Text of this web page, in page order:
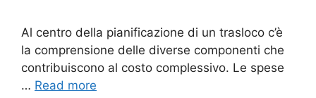
Al centro della pianificazione di un trasloco c’è
la comprensione delle diverse componenti che
contribuiscono al costo complessivo. Le spese
… Read more